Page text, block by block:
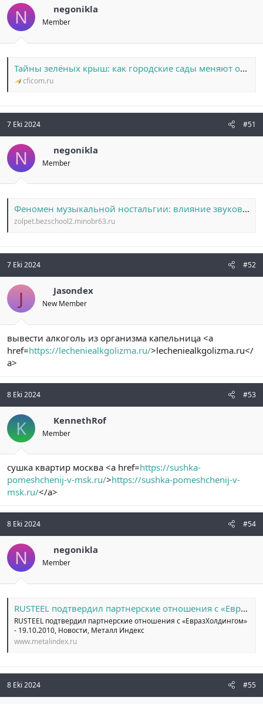
N negonikla
Member
Тайны зелёных крыш: как городские сады меняют облик мегаполисов
cficom.ru
7 Eki 2024 #51
N negonikla
Member
Феномен музыкальной ностальгии: влияние звуков прошлого на эмоциональное состояние
zolpet.bezschool2.minobr63.ru
7 Eki 2024 #52
J Jasondex
New Member
вывести алкоголь из организма капельница <a
href=https://lecheniealkgolizma.ru/>lecheniealkgolizma.ru</
a>
8 Eki 2024 #53
K KennethRof
Member
сушка квартир москва <a href=https://sushka-
pomeshchenij-v-msk.ru/>https://sushka-pomeshchenij-v-
msk.ru/</a>
8 Eki 2024 #54
N negonikla
Member
RUSTEEL подтвердил партнерские отношения с «ЕвразХолдингом» - 19.10.2010 / Новости / Металл Индекс
RUSTEEL подтвердил партнерские отношения с «ЕвразХолдингом»
- 19.10.2010, Новости, Металл Индекс
www.metalindex.ru
8 Eki 2024 #55